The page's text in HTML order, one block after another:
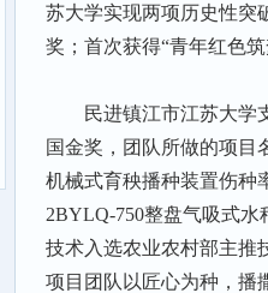
苏大学实现两项历史性突
奖；首次获得“青年红色
民进镇江市江苏大学
国金奖，团队所做的项
机械式育秧播种装置伤种
2BYLQ-750整盘气吸式
技术入选农业农村部主推
项目团队以匠心为种，播